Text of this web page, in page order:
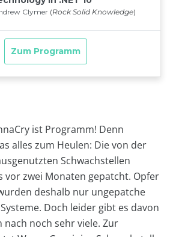
ist Programm! Denn
alles zum Heulen: Die von der
Schwachstellen
vor zwei Monaten gepatcht. Opfer
deshalb nur ungepatche
Doch leider gibt es davon
nach noch sehr viele. Zur